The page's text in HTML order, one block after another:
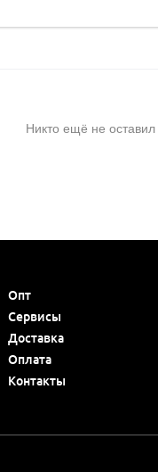
Никто ещё не
Опт
Сервисы
Доставка
Оплата
Контакты